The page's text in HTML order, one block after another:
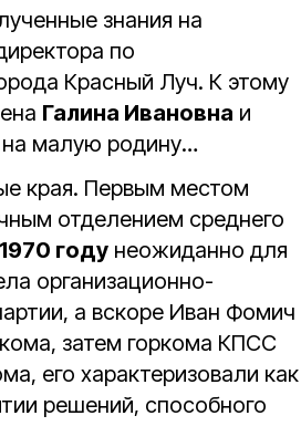
знания на
по
Красный Луч. К этому
Галина Ивановна и
на малую родину…
края. Первым местом
отделением среднего
1970 году неожиданно для
организационно-
а вскоре Иван Фомич
затем горкома КПСС
его характеризовали как
решений, способного